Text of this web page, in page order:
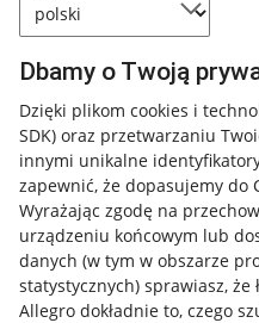
Dbamy o Twoją
Dzięki plikom cookies i
SDK) oraz przetwarzaniu
innymi unikalne
zapewnić, że dopasujemy do
Wyrażając zgodę na
urządzeniu końcowym lub
danych (w tym w obszarze
statystycznych) sprawiasz,
Allegro dokładnie to, czego